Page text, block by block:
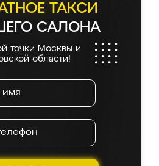
ТАКСИ
САЛОНА
точки Москвы и
области!